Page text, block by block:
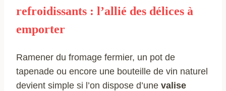
refroidissants : l’allié des délices à
emporter
Ramener du fromage fermier, un pot de
tapenade ou encore une bouteille de vin naturel
devient simple si l’on dispose d’une valise